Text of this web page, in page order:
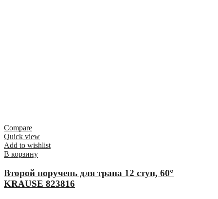
Compare
Quick view
Add to wishlist
В корзину
Второй поручень для трапа 12 ступ, 60°
KRAUSE 823816